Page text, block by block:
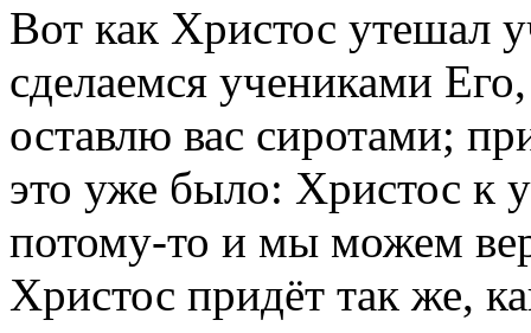
Вот как Христос утешал
сделаемся учениками
оставлю вас сиротами;
это уже было: Христос к
потому-то и мы можем
Христос придёт так же,